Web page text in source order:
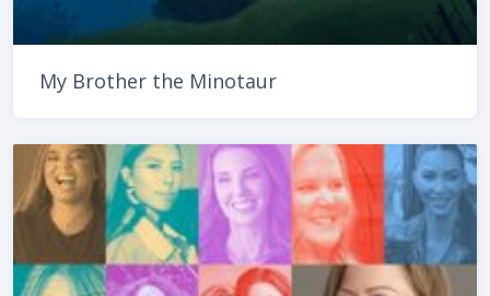
My Brother the Minotaur